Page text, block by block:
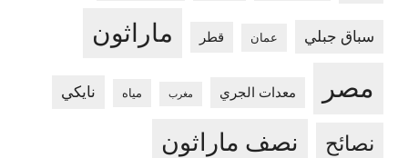
سباق جبلي عمان قطر ماراثون
مصر معدات الجري مغرب مياه نايكي
نصائح نصف ماراثون